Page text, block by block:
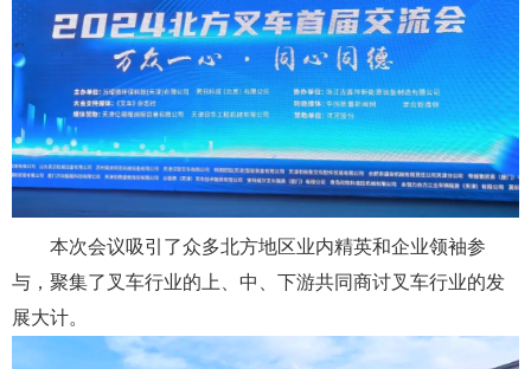
本次会议吸引了众多北方地区业内精英和企业领袖参
与，聚集了叉车行业的上、中、下游共同商讨叉车行业的发
展大计。